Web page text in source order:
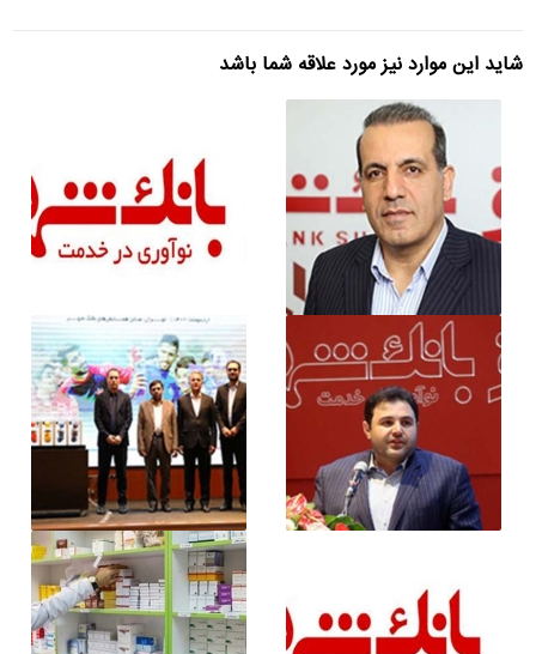
شاید این موارد نیز مورد علاقه شما باشد